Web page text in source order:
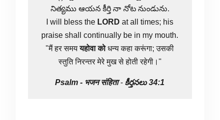
నిత్యము ఆయన కీర్తి నా నోట నుండును.
I will bless the LORD at all times; his
praise shall continually be in my mouth.
"मैं हर समययहोवा कोधन्य कहा करूंगा; उसकी
स्तुति निरन्तर मेरे मुख से होती रहेगी।"
Psalm - भजन संहिता- కీర్తనలు 34:1